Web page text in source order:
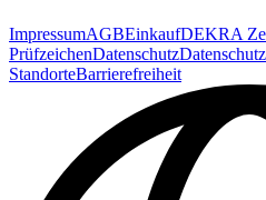
ImpressumAGBEinkaufDEKRA
PrüfzeichenDatenschutz
StandorteBarrierefreiheit